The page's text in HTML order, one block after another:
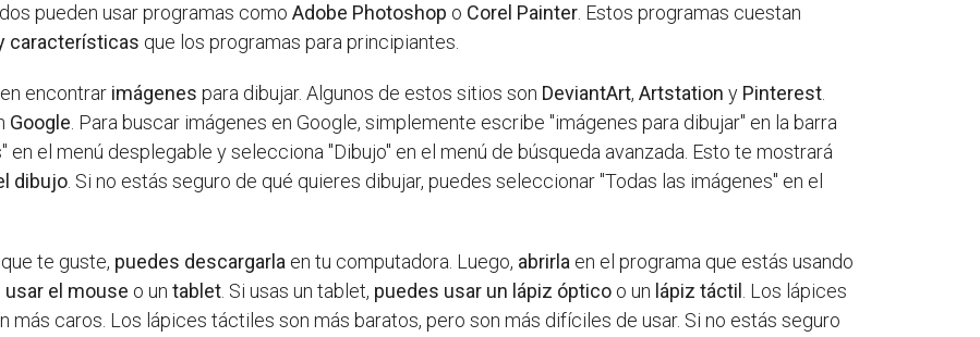
pueden usar programas comoAdobe Photoshop o Corel Painter . Estos programas cuestan
características que los programas para principiantes.
encontrar imágenes para dibujar. Algunos de estos sitios son DeviantArt,Artstation y Pinterest
Google . Para buscar imágenes en Google, simplemente escribe "imágenes para dibujar" en la barra
el menú desplegable y selecciona "Dibujo" en el menú de búsqueda avanzada. Esto te mostrará
dibujo . Si no estás seguro de qué quieres dibujar, puedes seleccionar "Todas las imágenes" en el
te guste, puedes descargarla en tu computadora. Luego, abrirla en el programa que estás usando
usar el mouse o untablet . Si usas un tablet, puedes usar un lápiz óptico o un lápiz táctil
. Los lápices
más caros. Los lápices táctiles son más baratos, pero son más difíciles de usar. Si no estás seguro